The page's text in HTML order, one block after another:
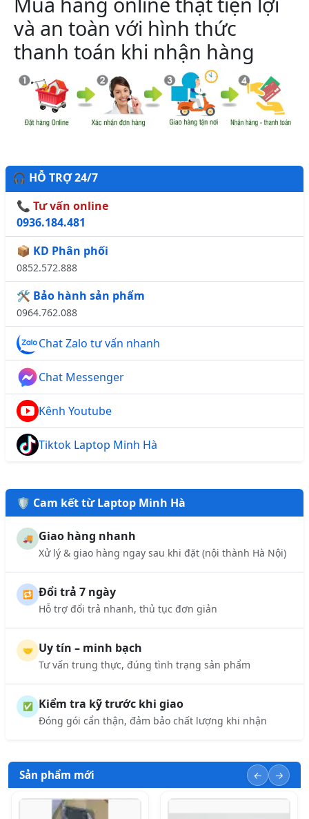
và an toàn với hình thức
thanh toán khi nhận hàng
🎧 HỖ TRỢ 24/7
📞 Tư vấn online
0936.184.481
📦 KD Phân phối
0852.572.888
🛠️ Bảo hành sản phẩm
0964.762.088
Chat Zalo tư vấn nhanh
Chat Messenger
Kênh Youtube
Tiktok Laptop Minh Hà
🛡️ Cam kết từ Laptop Minh Hà
🚚 Giao hàng nhanh
Xử lý & giao hàng ngay sau khi đặt (nội thành Hà Nội)
🔁 Đổi trả 7 ngày
Hỗ trợ đổi trả nhanh, thủ tục đơn giản
🤝 Uy tín – minh bạch
Tư vấn trung thực, đúng tình trạng sản phẩm
✅ Kiểm tra kỹ trước khi giao
Đóng gói cẩn thận, đảm bảo chất lượng khi nhận
Sản phẩm mới